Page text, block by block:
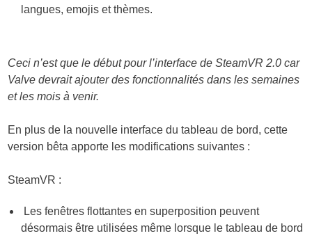
langues, emojis et thèmes.
Ceci n’est que le début pour l’interface de SteamVR 2.0 car
Valve devrait ajouter des fonctionnalités dans les semaines
et les mois à venir.
En plus de la nouvelle interface du tableau de bord, cette
version bêta apporte les modifications suivantes :
SteamVR :
Les fenêtres flottantes en superposition peuvent
désormais être utilisées même lorsque le tableau de bord